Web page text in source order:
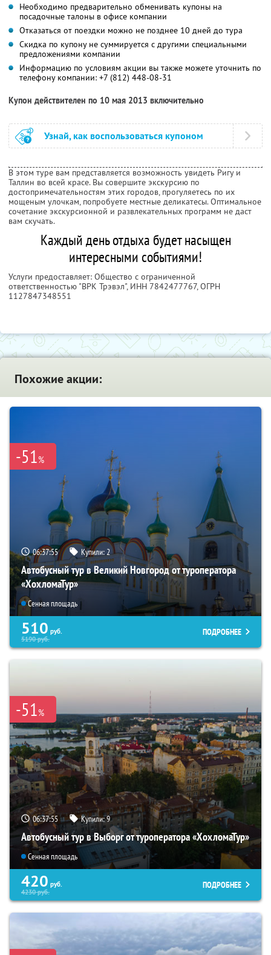
Необходимо предварительно обменивать купоны на
посадочные талоны в офисе компании
Отказаться от поездки можно не позднее 10 дней до тура
Скидка по купону не суммируется с другими специальными
предложениями компании
Информацию по условиям акции вы также можете уточнить по
телефону компании: +7 (812) 448-08-31
Купон действителен по 10 мая 2013 включительно
Узнай, как воспользоваться купоном
В этом туре вам представляется возможность увидеть Ригу и
Таллин во всей красе. Вы совершите экскурсию по
достопримечательностям этих городов, прогуляетесь по их
мощеным улочкам, попробуете местные деликатесы. Оптимальное
сочетание экскурсионной и развлекательных программ не даст
вам скучать.
Каждый день отдыха будет насыщен
интересными событиями!
Услуги предоставляет: Общество с ограниченной
ответственностью "ВРК Трэвэл", ИНН 7842477767, ОГРН
1127847348551
Похожие акции:
-51%
06:37:53 Купили:2
Автобусный тур в Великий Новгород от туроператора
«ХохломаТур»
Сенная площадь
510 руб.
5190руб.
ПОДРОБНЕЕ
-51%
06:37:53 Купили:9
Автобусный тур в Выборг от туроператора «ХохломаТур»
Сенная площадь
420 руб.
4230руб.
ПОДРОБНЕЕ